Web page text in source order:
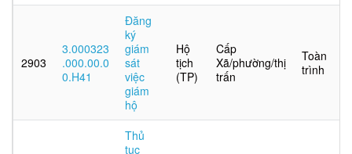
2903
3.000323
.000.00.0
0.H41
Đăng
ký
giám
sát
việc
giám
hộ
Hộ
tịch
(TP)
Cấp
Xã/phường/thị
trấn
Toàn
trình
Thủ
tục